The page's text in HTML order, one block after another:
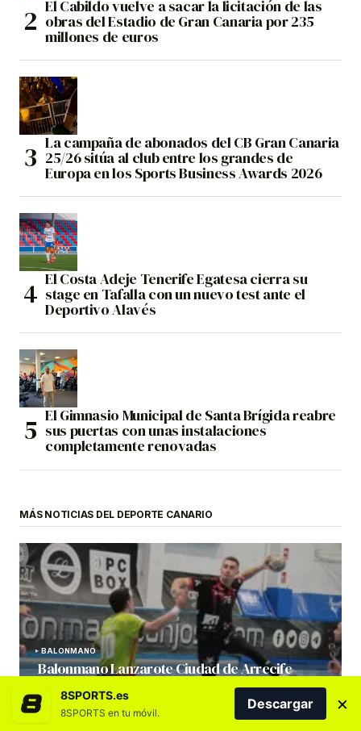
El Cabildo vuelve a sacar la licitación de las
obras del Estadio de Gran Canaria por 235
millones de euros
La campaña de abonados del CB Gran Canaria
25/26 sitúa al club entre los grandes de
Europa en los Sports Business Awards 2026
El Costa Adeje Tenerife Egatesa cierra su
stage en Tafalla con un nuevo test ante el
Deportivo Alavés
El Gimnasio Municipal de Santa Brígida reabre
sus puertas con unas instalaciones
completamente renovadas
MÁS NOTICIAS DEL DEPORTE CANARIO
BALONMANO
Balonmano Lanzarote Ciudad de Arrecife
aplaca los nervios y logra la victoria
por Redacción 17/11/2025 10:26
8SPORTS.es
8SPORTS en tu móvil.
Descargar ×